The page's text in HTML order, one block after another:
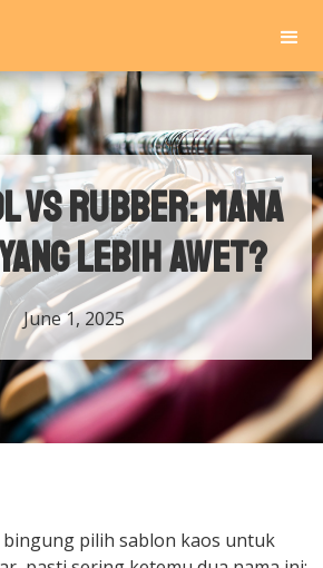
Rubber: Mana
Lebih Awet?
June 1, 2025
bingung pilih sablon kaos untuk